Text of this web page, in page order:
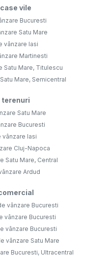
vile
Bucuresti
Satu Mare
vânzare Iasi
Martinesti
Satu Mare, Titulescu
Mare, Semicentral
terenuri
Satu Mare
Bucuresti
vânzare Iasi
Cluj-Napoca
Satu Mare, Central
Ardud
vânzare Bucuresti
vânzare Bucuresti
vânzare Bucuresti
vânzare Satu Mare
Bucuresti, Ultracentral